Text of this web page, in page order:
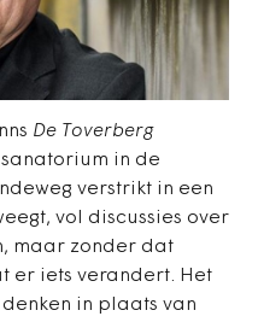
De Toverberg
in de
verstrikt in een
vol discussies over
maar zonder dat
er iets verandert. Het
in plaats van